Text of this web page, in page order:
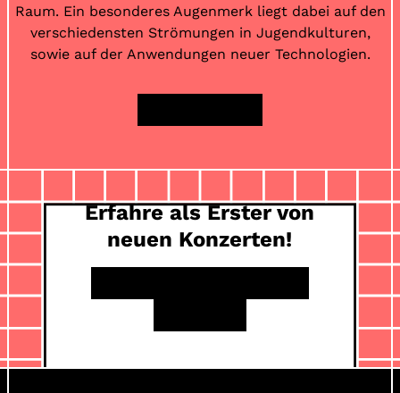
Raum. Ein besonderes Augenmerk liegt dabei auf den
verschiedensten Strömungen in Jugendkulturen,
sowie auf der Anwendungen neuer Technologien.
Erfahre als Erster von
neuen Konzerten!